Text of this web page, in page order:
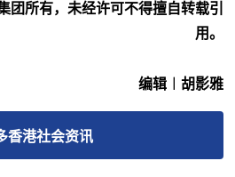
团所有，未经许可不得擅自转载引
用。
编辑︱胡影雅
香港社会资讯